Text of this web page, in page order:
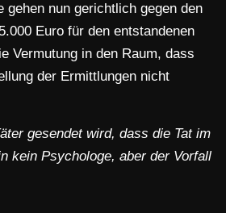
nun gerichtlich gegen den
Euro für den entstandenen
Vermutung in den Raum, dass
der Ermittlungen nicht
gesendet wird, dass die Tat im
kein Psychologe, aber der Vorfall